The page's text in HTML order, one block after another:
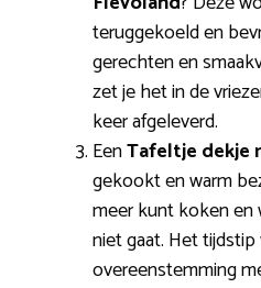
teruggekoeld en
gerechten en
zet je het in de
keer afgeleverd.
EenTafeltje dekje
gekookt en warm
meer kunt koken
niet gaat. Het
overeenstemming